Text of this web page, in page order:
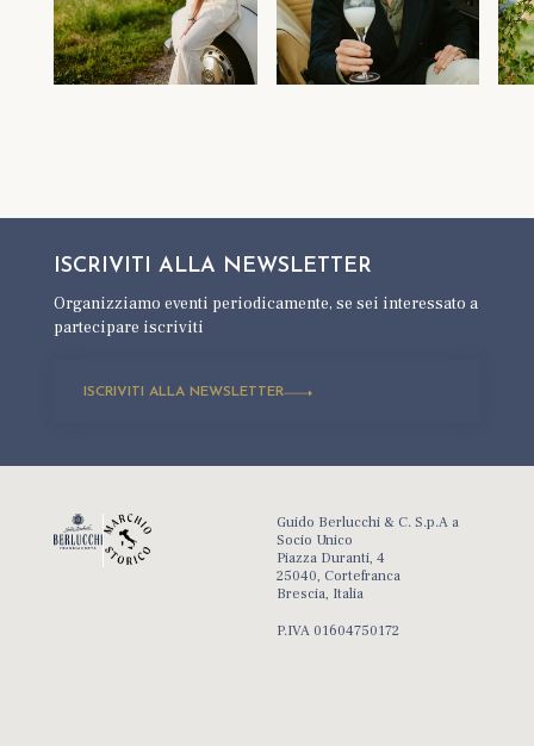
ISCRIVITI ALLA NEWSLETTER
Organizziamo eventi periodicamente,se sei interessato a
partecipare iscriviti
ISCRIVITI ALLA NEWSLETTER
Guido Berlucchi & C. S.p.A a
Socio Unico
Piazza Duranti, 4
25040, Cortefranca
Brescia, Italia
P.IVA 01604750172